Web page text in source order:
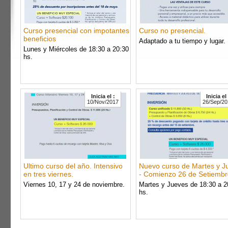
Curso presencial con impotantes
beneficios
Lunes y Miércoles de 18:30 a 20:30
hs.
Curso no presencial.
Adaptado a tu tiempo y lugar.
Inicia el :
10/Nov/2017
Ultimo curso del año. Intensivo
en tres viernes.
Viernes 10, 17 y 24 de noviembre.
Inicia el
26/Sep/
Nuevo curso de Martes y
- Comienzo 26 de
Martes y Jueves de 18:30 a
hs.